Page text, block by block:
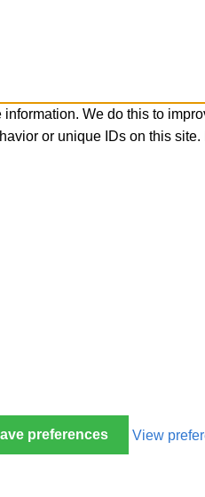
We do this to
or unique IDs on this
preferences View